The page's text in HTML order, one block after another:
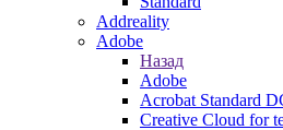
Addreality
Adobe
Назад
Adobe
Acrobat Standard
Creative Cloud for